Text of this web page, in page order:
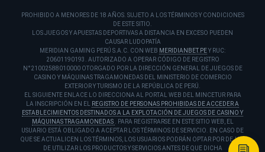
PROHIBIDO A MENORES DE 18 AÑOS. SUJETO A LOS TÉRMINOS Y CONDICIONES
DE ESTE SITIO.
LOS JUEGOS Y APUESTAS DEPORTIVAS A DISTANCIA EN EXCESO PUEDEN
CAUSAR LUDOPATÍA
MERIDIAN GAMING PERÚ S.A.C. CON WEB MERIDIANBET.PEY RUC:
20601190193. AUTORIZADO A OPERAR CÓDIGO DE REGISTRO
N°21002588010000 OTORGADO POR LA DIRECCIÓN GENERAL DE JUEGOS DE
CASINO Y MÁQUINAS TRAGAMONEDAS DEL MINISTERIO DE COMERCIO
EXTERIOR Y TURISMO DE LA REPÚBLICA DE PERÚ.
EL SIGUIENTE ENLACE LO DIRECCIONA AL PORTAL WEB DEL MINCETUR PARA
LA INSCRIPCIÓN EN EL
REGISTRO DE PERSONAS PROHIBIDAS DE ACCEDER A
ESTABLECIMIENTOS DESTINADOS A LA EXPLOTACIÓN DE JUEGOS DE CASINO Y
MÁQUINAS TRAGAMONEDAS
. PARA REGISTRARSE EN ESTE SITIO WEB, EL
USUARIO ESTÁ OBLIGADO A ACEPTAR LOS TÉRMINOS DE SERVICIO. EN CASO DE
QUE SE ACTUALICEN LOS TÉRMINOS, LOS USUARIOS PODRÁN OPTAR POR DEJAR
DE UTILIZAR LOS PRODUCTOS Y SERVICIOS ANTES DE QUE DICHA